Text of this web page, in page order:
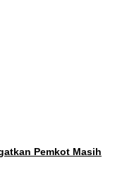
Pemkot Masih